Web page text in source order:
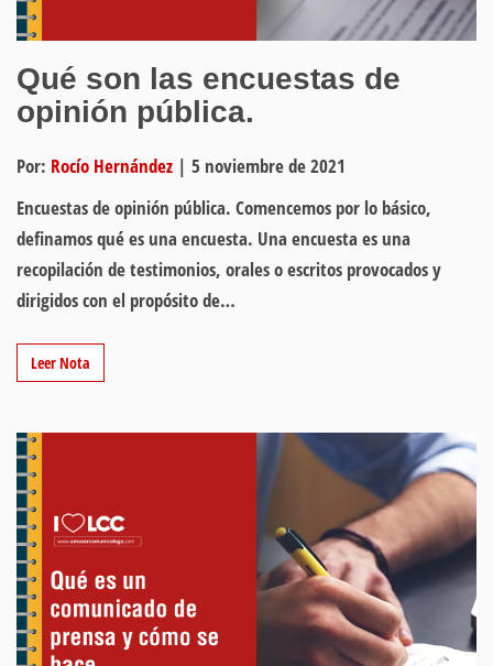
Qué son las encuestas de
opinión pública.
Por: Rocío Hernández | 5 noviembre de 2021
Encuestas de opinión pública. Comencemos por lo básico,
definamos qué es una encuesta. Una encuesta es una
recopilación de testimonios, orales o escritos provocados y
dirigidos con el propósito de…
Leer Nota